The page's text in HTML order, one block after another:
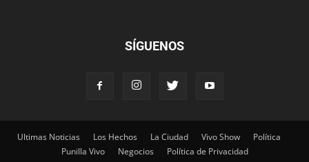
SÍGUENOS
Ultimas Noticias Los Hechos La Ciudad Vivo Show
Política
Punilla Vivo
Negocios Política de Privacidad